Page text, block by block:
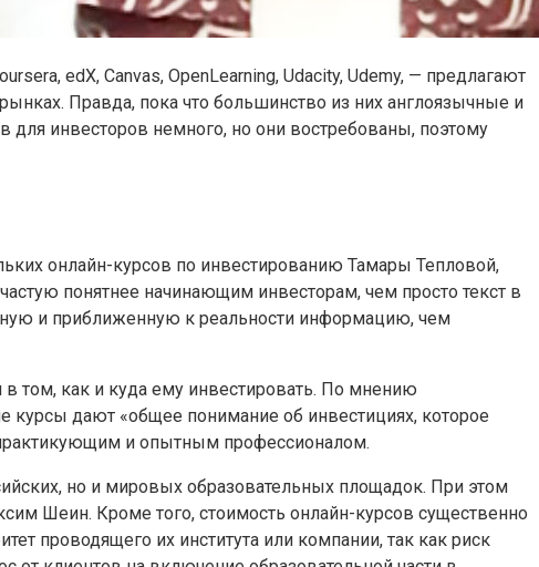
edX, Canvas, OpenLearning, Udacity, Udemy, — предлагают
Правда, пока что большинство из них англоязычные и
инвесторов немного, но они востребованы, поэтому
онлайн-курсов по инвестированию Тамары Тепловой,
понятнее начинающим инвесторам, чем просто текст в
и приближенную к реальности информацию, чем
том, как и куда ему инвестировать. По мнению
курсы дают «общее понимание об инвестициях, которое
и опытным профессионалом.
но и мировых образовательных площадок. При этом
Шеин. Кроме того, стоимость онлайн-курсов существенно
проводящего их института или компании, так как риск